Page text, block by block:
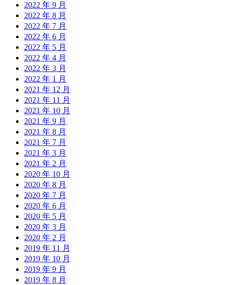
2022 年 9 月
2022 年 8 月
2022 年 7 月
2022 年 6 月
2022 年 5 月
2022 年 4 月
2022 年 3 月
2022 年 1 月
2021 年 12 月
2021 年 11 月
2021 年 10 月
2021 年 9 月
2021 年 8 月
2021 年 7 月
2021 年 3 月
2021 年 2 月
2020 年 10 月
2020 年 8 月
2020 年 7 月
2020 年 6 月
2020 年 5 月
2020 年 3 月
2020 年 2 月
2019 年 11 月
2019 年 10 月
2019 年 9 月
2019 年 8 月